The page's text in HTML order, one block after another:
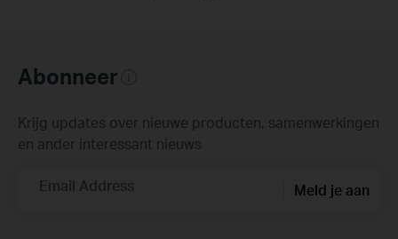
Abonneer
Krijg updates over nieuwe producten, samenwerkingen
en ander interessant nieuws
Email Address Meld je aan